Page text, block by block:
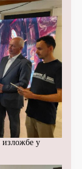
изложбе у